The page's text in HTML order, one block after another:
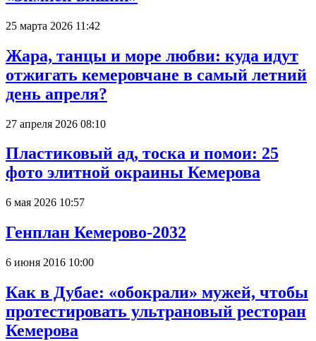
25 марта 2026 11:42
Жара, танцы и море любви: куда идут
отжигать кемеровчане в самый летний
день апреля?
27 апреля 2026 08:10
Пластиковый ад, тоска и помои: 25
фото элитной окраины Кемерова
6 мая 2026 10:57
Генплан Кемерово-2032
6 июня 2016 10:00
Как в Дубае: «обокрали» мужей, чтобы
протестировать ультрановый ресторан
Кемерова